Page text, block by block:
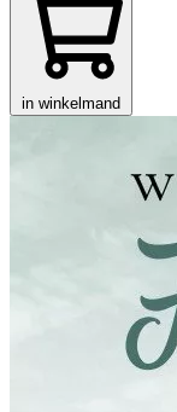
in winkelmand